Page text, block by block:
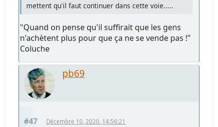
mettent qu'il faut continuer dans cette voie.....
"Quand on pense qu'il suffirait que les gens
n'achètent plus pour que ça ne se vende pas !"
Coluche
pb69
#47 Décembre 10, 2020, 14:56:21